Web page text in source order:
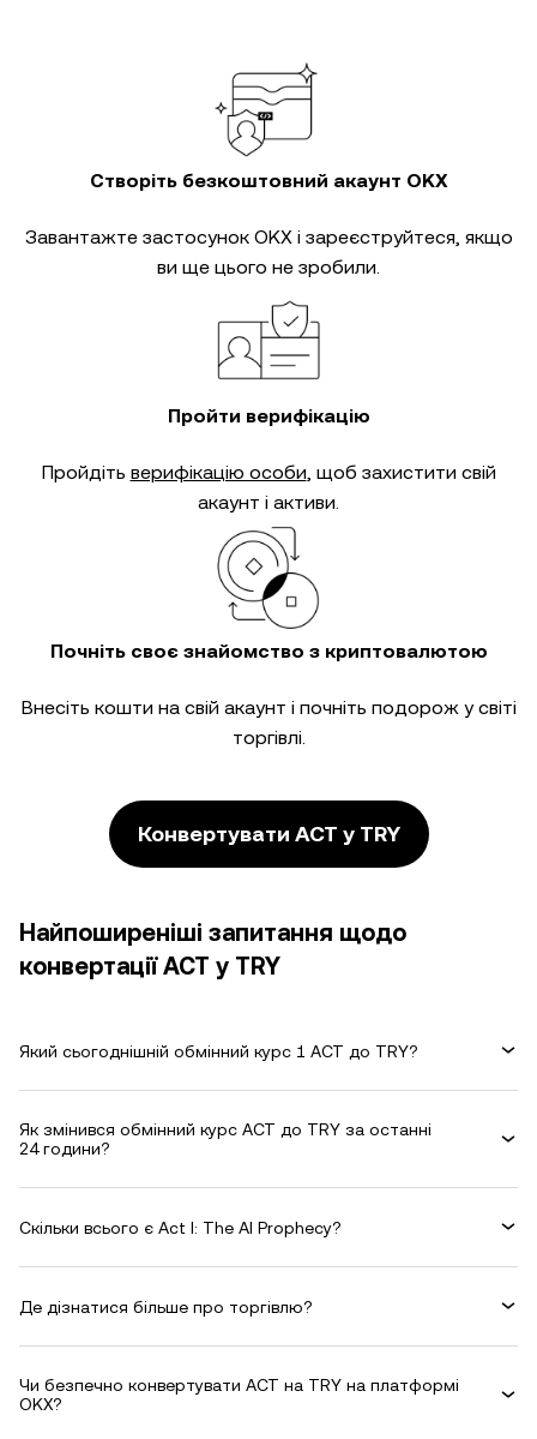
Створіть безкоштовний акаунт OKX
Завантажте застосунок OKX і зареєструйтеся, якщо
ви ще цього не зробили.
Пройти верифікацію
Пройдіть верифікацію особи, щоб захистити свій
акаунт і активи.
Почніть своє знайомство з криптовалютою
Внесіть кошти на свій акаунт і почніть подорож у світі
торгівлі.
Конвертувати ACT у TRY
Найпоширеніші запитання щодо
конвертації ACT у TRY
Який сьогоднішній обмінний курс 1 ACT до TRY?
Як змінився обмінний курс ACT до TRY за останні
24 години?
Скільки всього є Act I: The AI Prophecy?
Де дізнатися більше про торгівлю?
Чи безпечно конвертувати ACT на TRY на платформі
OKX?